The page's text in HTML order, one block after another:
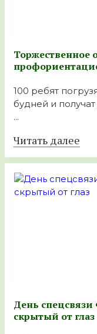
Торжественное
100 ребят
будней и
...
Читать далее
День
скрытый от глаз